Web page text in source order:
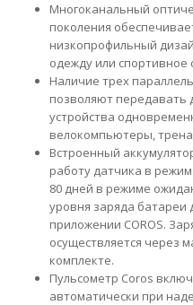
Многоканальный
поколения
низкопрофильный
одежду или спортивное
Наличие трех
позволяют передавать
устройства
велокомпьютеры,
Встроенный
работу датчика в
80 дней в режиме
уровня заряда батареи
приложении COROS.
осуществляется через
комплекте.
Пульсометр Coros
автоматически при